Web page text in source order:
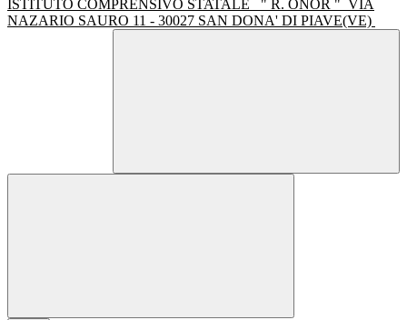
ISTITUTO COMPRENSIVO STATALE " R. ONOR " VIA
NAZARIO SAURO 11 - 30027 SAN DONA' DI PIAVE(VE)